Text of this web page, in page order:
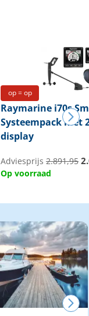
op = op
Raymarine i70s
Systeempack met
display
Adviesprijs 2.891,95
Op voorraad